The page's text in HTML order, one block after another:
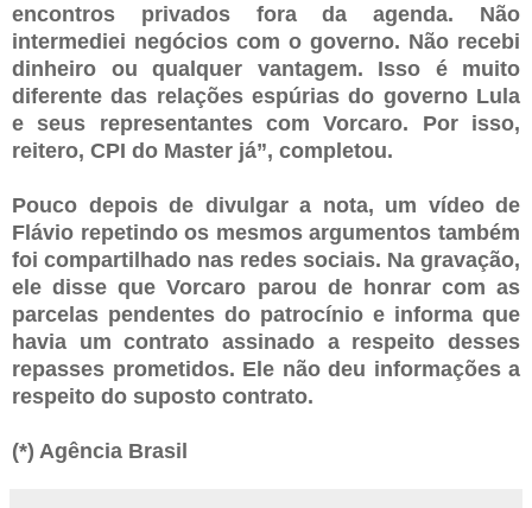
encontros privados fora da agenda. Não
intermediei negócios com o governo. Não recebi
dinheiro ou qualquer vantagem. Isso é muito
diferente das relações espúrias do governo Lula
e seus representantes com Vorcaro. Por isso,
reitero, CPI do Master já”, completou.
Pouco depois de divulgar a nota, um vídeo de
Flávio repetindo os mesmos argumentos também
foi compartilhado nas redes sociais. Na gravação,
ele disse que Vorcaro parou de honrar com as
parcelas pendentes do patrocínio e informa que
havia um contrato assinado a respeito desses
repasses prometidos. Ele não deu informações a
respeito do suposto contrato.
(*) Agência Brasil